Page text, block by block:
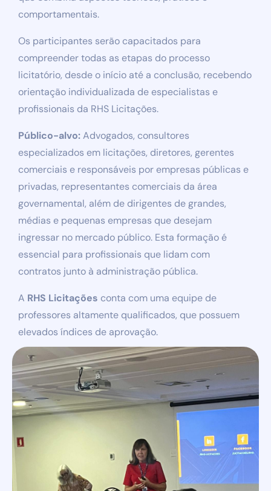
comportamentais.
Os participantes serão capacitados para
compreender todas as etapas do processo
licitatório, desde o início até a conclusão, recebendo
orientação individualizada de especialistas e
profissionais da RHS Licitações.
Público-alvo:Advogados, consultores
especializados em licitações, diretores, gerentes
comerciais e responsáveis por empresas públicas e
privadas, representantes comerciais da área
governamental, além de dirigentes de grandes,
médias e pequenas empresas que desejam
ingressar no mercado público. Esta formação é
essencial para profissionais que lidam com
contratos junto à administração pública.
A RHS Licitações conta com uma equipe de
professores altamente qualificados, que possuem
elevados índices de aprovação.